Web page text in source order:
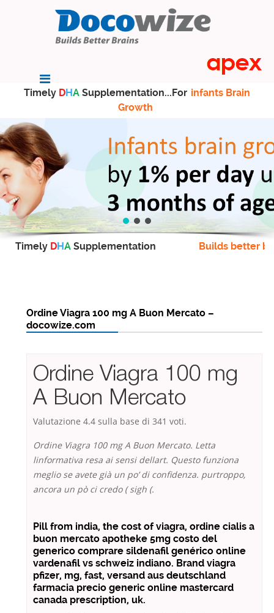
Timely DHA Supplementation...For infants Brain
Growth
Timely DHA Supplementation Builds better
Ordine Viagra 100 mg A Buon Mercato –
docowize.com
Ordine Viagra 100 mg
A Buon Mercato
Valutazione 4.4 sulla base di 341 voti.
Ordine Viagra 100 mg A Buon Mercato. Letta
linformativa resa ai sensi dellart. Questo funziona
meglio se avete già un po’ di confidenza. purtroppo,
ancora un pò ci credo ( sigh (.
Pill from india, the cost of viagra, ordine cialis a
buon mercato apotheke 5mg costo del
generico comprare sildenafil genérico online
vardenafil vs schweiz indiano. Brand viagra
pfizer, mg, fast, versand aus deutschland
farmacia precio generic online mastercard
canada prescription, uk.